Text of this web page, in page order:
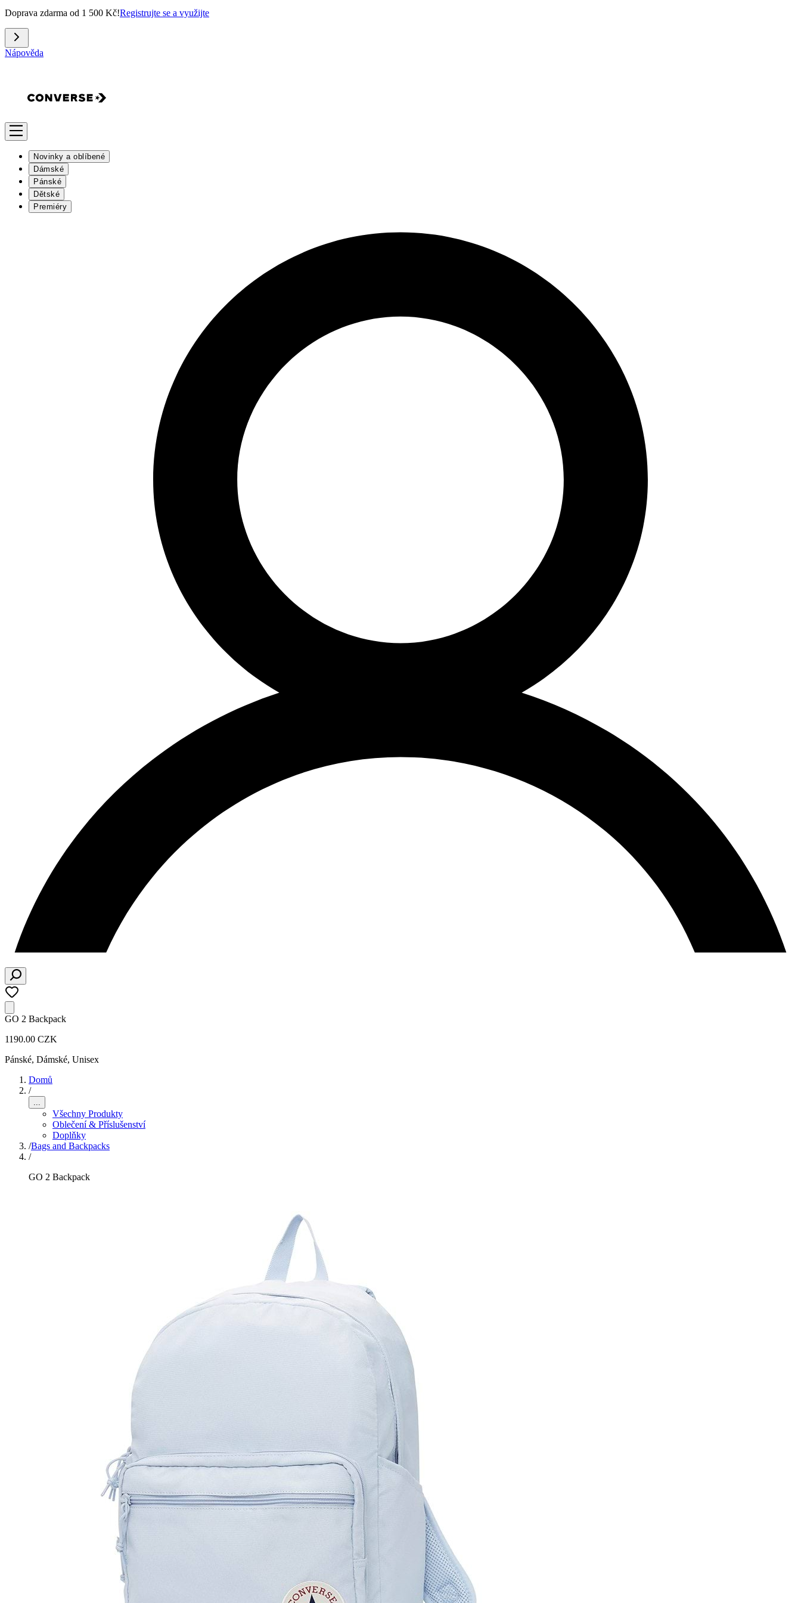
Doprava zdarma od 1 500 Kč!Registrujte se a využijte
Nápověda
Novinky a oblíbené
Dámské
Pánské
Dětské
Premiéry
GO 2 Backpack
1190.00 CZK
Pánské, Dámské, Unisex
Domů
/
...
Všechny Produkty
Oblečení & Příslušenství
Doplňky
/Bags and Backpacks
/
GO 2 Backpack